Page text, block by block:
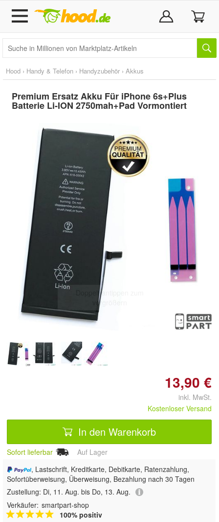
Hood › Handy & Telefon › Handyzubehör › Akkus
Premium Ersatz Akku Für iPhone 6s+Plus
Batterie Li-ION 2750mah+Pad Vormontiert
Doppelt antippen zum
vergrößern
13,90 €
inkl. MwSt.
Kostenloser Versand
In den Warenkorb
Sofort lieferbar
Auf Lager
, Lastschrift, Kreditkarte, Debitkarte, Ratenzahlung,
Sofortüberweisung, Überweisung, Bezahlung nach 30 Tagen
Zustellung: Di, 11. Aug. bis Do, 13. Aug.
Verkäufer: smartpart-shop
100% positiv